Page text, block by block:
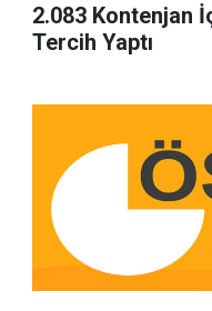
2.083 Kontenjan
Tercih Yaptı